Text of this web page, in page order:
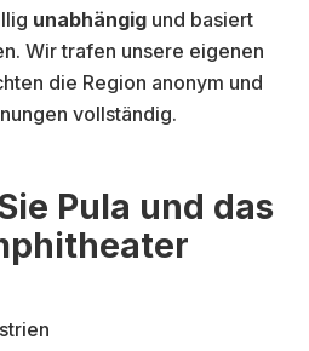
unabhängig und basiert
Wir trafen unsere eigenen
die Region anonym und
vollständig.
Pula und das